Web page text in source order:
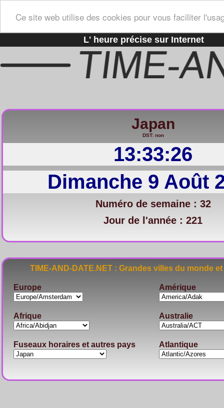
Ce site web utilise des cookies pour vous faciliter
L' heure précise sur Internet
Japan
DST: non
13:33:27
Dimanche 9 Août
Numéro de semaine : 32
Jour de l'année : 221
TIME-AND-DATE.NET : Grandes villes du
Europe Amérique
Afrique Australie
Fuseaux horaires et autres pays Atlantique